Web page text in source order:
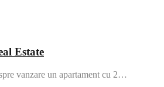
Estate
vanzare un apartament cu 2…